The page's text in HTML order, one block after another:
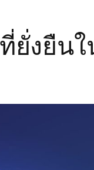
ยั่งยืน